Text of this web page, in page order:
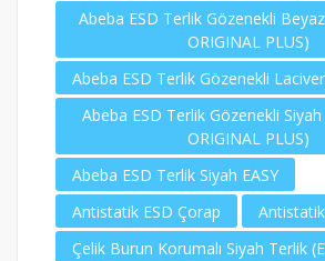
Abeba ESD Terlik Gözenekli
ORIGINAL PLUS)
Abeba ESD Terlik Gözenekli
Abeba ESD Terlik Gözenekli Siyah
ORIGINAL PLUS)
Abeba ESD Terlik Siyah EASY
Antistatik ESD Çorap
Çelik Burun Korumalı Siyah Terlik